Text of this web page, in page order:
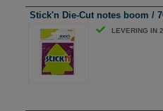
Stick'n Die-Cut notes boom /
LEVERING IN